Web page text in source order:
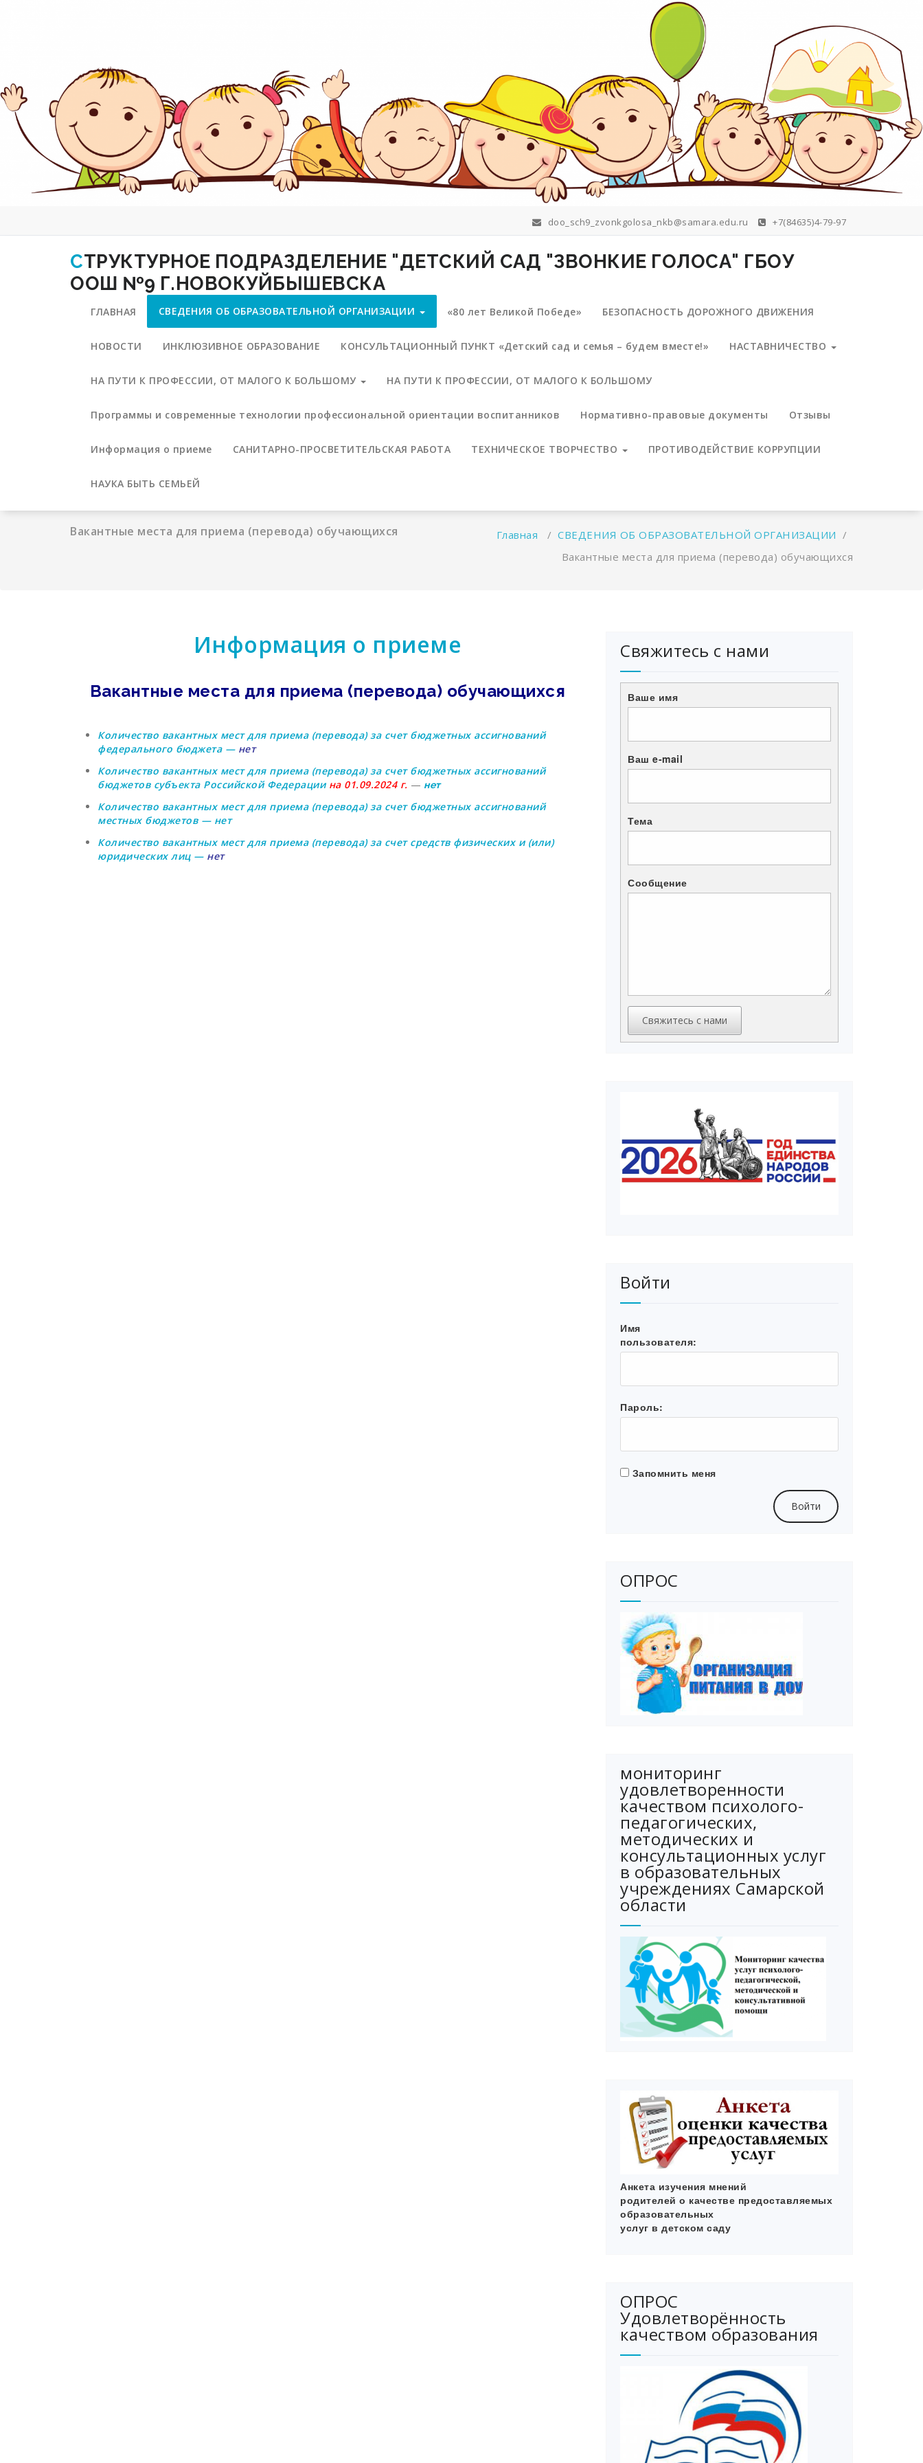
doo_sch9_zvonkgolosa_nkb@samara.edu.ru +7(84635)4-79-97
СТРУКТУРНОЕ ПОДРАЗДЕЛЕНИЕ "ДЕТСКИЙ САД "ЗВОНКИЕ ГОЛОСА" ГБОУ
ООШ №9 Г.НОВОКУЙБЫШЕВСКА
ГЛАВНАЯ СВЕДЕНИЯ ОБ ОБРАЗОВАТЕЛЬНОЙ ОРГАНИЗАЦИИ «80 лет Великой Победе» БЕЗОПАСНОСТЬ ДОРОЖНОГО ДВИЖЕНИЯ
НОВОСТИ ИНКЛЮЗИВНОЕ ОБРАЗОВАНИЕ КОНСУЛЬТАЦИОННЫЙ ПУНКТ «Детский сад и семья – будем вместе!» НАСТАВНИЧЕСТВО
НА ПУТИ К ПРОФЕССИИ, ОТ МАЛОГО К БОЛЬШОМУ НА ПУТИ К ПРОФЕССИИ, ОТ МАЛОГО К БОЛЬШОМУ
Программы и современные технологии профессиональной ориентации воспитанников Нормативно-правовые документы Отзывы
Информация о приеме САНИТАРНО-ПРОСВЕТИТЕЛЬСКАЯ РАБОТА ТЕХНИЧЕСКОЕ ТВОРЧЕСТВО ПРОТИВОДЕЙСТВИЕ КОРРУПЦИИ
НАУКА БЫТЬ СЕМЬЕЙ
Вакантные места для приема (перевода) обучающихся Главная / СВЕДЕНИЯ ОБ ОБРАЗОВАТЕЛЬНОЙ ОРГАНИЗАЦИИ /
Вакантные места для приема (перевода) обучающихся
Информация о приеме
Вакантные места для приема (перевода) обучающихся
Количество вакантных мест для приема (перевода) за счет бюджетных ассигнований
федерального бюджета — нет
Количество вакантных мест для приема (перевода) за счет бюджетных ассигнований
бюджетов субъекта Российской Федерации на 01.09.2024 г. — нет
Количество вакантных мест для приема (перевода) за счет бюджетных ассигнований
местных бюджетов —нет
Количество вакантных мест для приема (перевода) за счет средств физических и (или)
юридических лиц — нет
Свяжитесь с нами
Ваше имя
Ваш e-mail
Тема
Сообщение
Свяжитесь с нами
Войти
Имя
пользователя:
Пароль:
Запомнить меня
Войти
ОПРОС
мониторинг
удовлетворенности
качеством психолого-
педагогических,
методических и
консультационных услуг
в образовательных
учреждениях Самарской
области
Анкета изучения мнений
родителей о качестве предоставляемых
образовательных
услуг в детском саду
ОПРОС
Удовлетворённость
качеством образования